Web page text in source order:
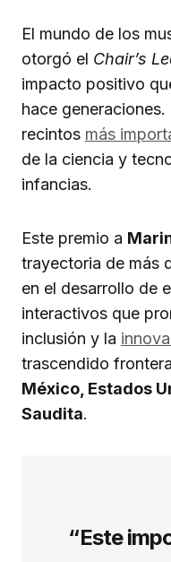
El mundo de los
otorgó el Chair’s
impacto positivo
hace
recintos más
de la ciencia y
infancias.
Este premio a
trayectoria de más
en el desarrollo de
interactivos que
inclusión y la
trascendido
México, Estados
Saudita.
“Este